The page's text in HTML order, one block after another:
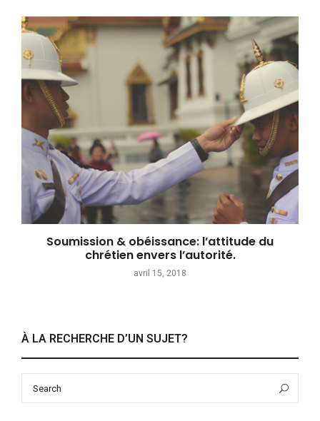
Soumission & obéissance: l’attitude du
chrétien envers l’autorité.
avril 15, 2018
À LA RECHERCHE D’UN SUJET?